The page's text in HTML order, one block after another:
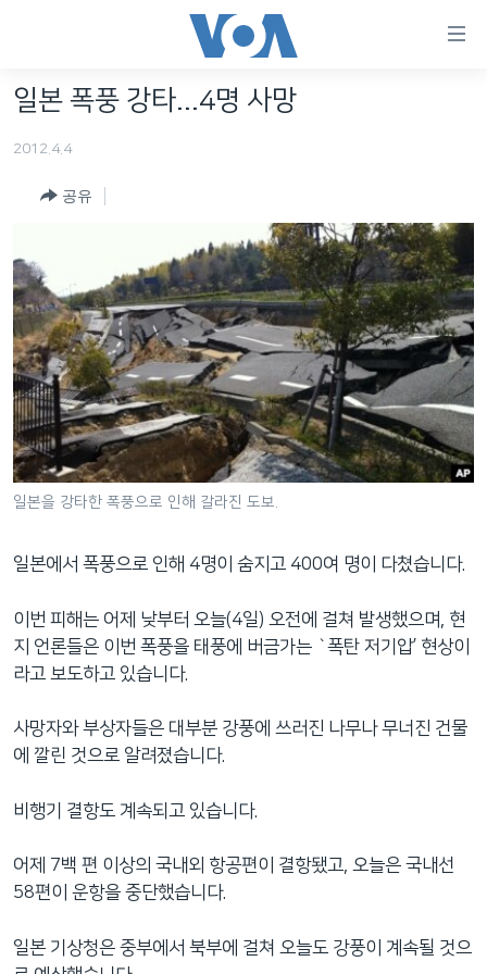
가
인
콘
텐
츠
로
이
동
메
인
네
게
션
으
로
검
으
이
등
한반도
세계
VOD
프로그램
주파수 안내
FOLLOW US
언어 선택
일본 폭풍 강타...4명 사망
2012.4.4
공유
일본을 강타한 폭풍으로 인해 갈라진 도보.
일본에서 폭풍으로 인해 4명이 숨지고 400여 명이 다쳤습니다.
이번 피해는 어제 낮부터 오늘(4일) 오전에 걸쳐 발생했으며, 현
지 언론들은 이번 폭풍을 태풍에 버금가는 `폭탄 저기압’ 현상이
라고 보도하고 있습니다.
사망자와 부상자들은 대부분 강풍에 쓰러진 나무나 무너진 건물
에 깔린 것으로 알려졌습니다.
비행기 결항도 계속되고 있습니다.
어제 7백 편 이상의 국내외 항공편이 결항됐고, 오늘은 국내선
58편이 운항을 중단했습니다.
일본 기상청은 중부에서 북부에 걸쳐 오늘도 강풍이 계속될 것으